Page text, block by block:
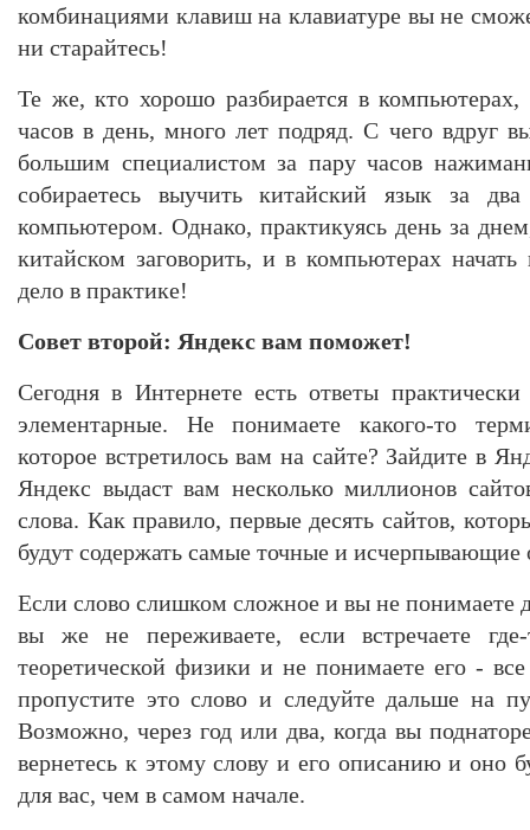
комбинациями клавиш на клавиатуре вы не
ни старайтесь!
Те же, кто хорошо разбирается в
часов в день, много лет подряд. С чего вдруг
большим специалистом за пару часов
собираетесь выучить китайский язык за
компьютером. Однако, практикуясь день за
китайском заговорить, и в компьютерах начать
дело в практике!
Совет второй: Яндекс вам поможет!
Сегодня в Интернете есть ответы
элементарные. Не понимаете какого-то
которое встретилось вам на сайте? Зайдите в
Яндекс выдаст вам несколько миллионов
слова. Как правило, первые десять сайтов,
будут содержать самые точные и исчерпывающие
Если слово слишком сложное и вы не понимаете
вы же не переживаете, если встречаете
теоретической физики и не понимаете его -
пропустите это слово и следуйте дальше на
Возможно, через год или два, когда вы
вернетесь к этому слову и его описанию и оно
для вас, чем в самом начале.